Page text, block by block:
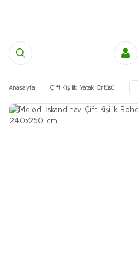
Anasayfa Çift Kişilik Yatak Örtüsü